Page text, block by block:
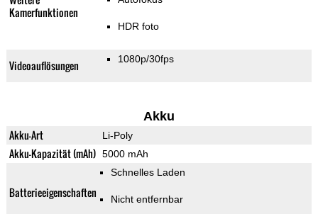
Kamerfunktionen
HDR foto
Videoauflösungen 1080p/30fps
Akku
Akku-Art Li-Poly
Akku-Kapazität (mAh) 5000 mAh
Batterieeigenschaften
Schnelles Laden
Nicht entfernbar